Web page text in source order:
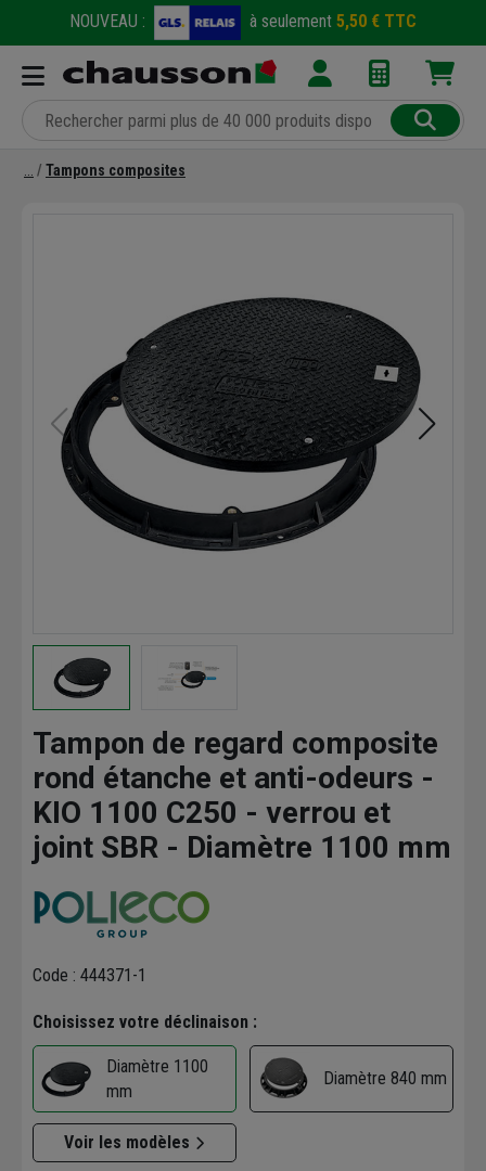
NOUVEAU : à seulement 5,50 € TTC
Tampons composites
Tampon de regard composite
rond étanche et anti-odeurs -
KIO 1100 C250 - verrou et
joint SBR - Diamètre 1100 mm
Code : 444371-1
Choisissez votre déclinaison :
Diamètre 1100
mm
Diamètre 840 mm
Voir les modèles